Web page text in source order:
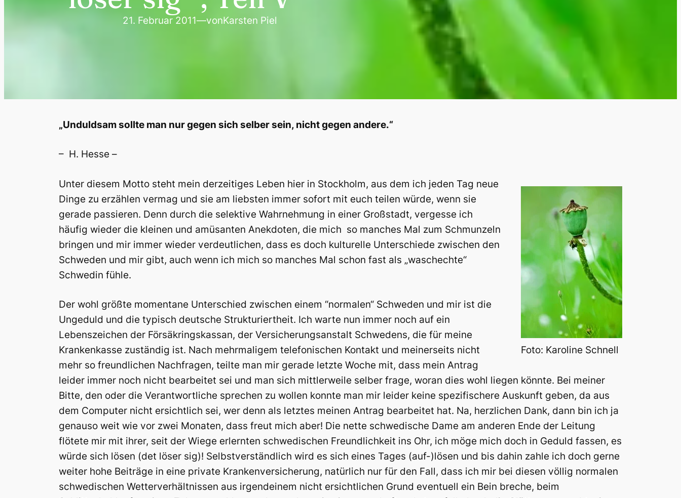
21. Februar 2011—vonKarsten Piel
„Unduldsam sollte man nur gegen sich selber sein, nicht gegen andere.“
– H. Hesse –
Foto: Karoline Schnell
Unter diesem Motto steht mein derzeitiges Leben hier in Stockholm, aus dem ich jeden Tag neue
Dinge zu erzählen vermag und sie am liebsten immer sofort mit euch teilen würde, wenn sie
gerade passieren. Denn durch die selektive Wahrnehmung in einer Großstadt, vergesse ich
häufig wieder die kleinen und amüsanten Anekdoten, die mich so manches Mal zum Schmunzeln
bringen und mir immer wieder verdeutlichen, dass es doch kulturelle Unterschiede zwischen den
Schweden und mir gibt, auch wenn ich mich so manches Mal schon fast als „waschechte“
Schwedin fühle.
Der wohl größte momentane Unterschied zwischen einem “normalen“ Schweden und mir ist die
Ungeduld und die typisch deutsche Strukturiertheit. Ich warte nun immer noch auf ein
Lebenszeichen der Försäkringskassan, der Versicherungsanstalt Schwedens, die für meine
Krankenkasse zuständig ist. Nach mehrmaligem telefonischen Kontakt und meinerseits nicht
mehr so freundlichen Nachfragen, teilte man mir gerade letzte Woche mit, dass mein Antrag
leider immer noch nicht bearbeitet sei und man sich mittlerweile selber frage, woran dies wohl liegen könnte. Bei meiner
Bitte, den oder die Verantwortliche sprechen zu wollen konnte man mir leider keine spezifischere Auskunft geben, da aus
dem Computer nicht ersichtlich sei, wer denn als letztes meinen Antrag bearbeitet hat. Na, herzlichen Dank, dann bin ich ja
genauso weit wie vor zwei Monaten, dass freut mich aber! Die nette schwedische Dame am anderen Ende der Leitung
flötete mir mit ihrer, seit der Wiege erlernten schwedischen Freundlichkeit ins Ohr, ich möge mich doch in Geduld fassen, es
würde sich lösen (det löser sig)! Selbstverständlich wird es sich eines Tages (auf-)lösen und bis dahin zahle ich doch gerne
weiter hohe Beiträge in eine private Krankenversicherung, natürlich nur für den Fall, dass ich mir bei diesen völlig normalen
schwedischen Wetterverhältnissen aus irgendeinem nicht ersichtlichen Grund eventuell ein Bein breche, beim